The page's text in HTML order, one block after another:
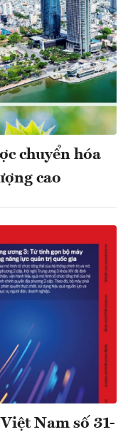
chuyển hóa
cao
Nam số 31-